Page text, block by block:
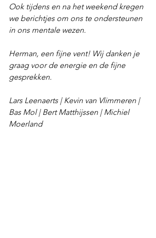
Ook tijdens en na het weekend kregen
we berichtjes om ons te ondersteunen
in ons mentale wezen.
Herman, een fijne vent! Wij danken je
graag voor de energie en de fijne
gesprekken.
Lars Leenaerts | Kevin van Vlimmeren |
Bas Mol | Bert Matthijssen | Michiel
Moerland